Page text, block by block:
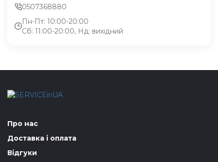
0507368880
Пн-Пт: 10:00-20:00
Сб: 11:00-20:00, Нд: вихідний
Про нас
Доставка і оплата
Відгуки